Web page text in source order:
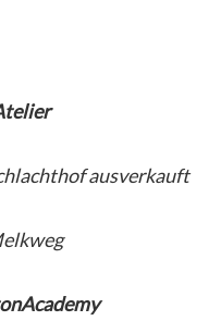
ausverkauft